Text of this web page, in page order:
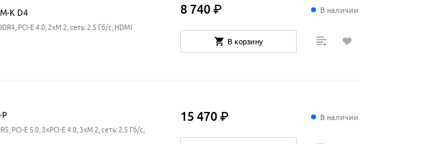
K D4
PCI-E 4.0, 2xM.2, сеть: 2.5 Гб/с, HDMI
В наличии
8 740 ₽
В корзину
P
PCI-E 5.0, 3xPCI-E 4.0, 3xM.2, сеть: 2.5 Гб/с,
В наличии
15 470 ₽